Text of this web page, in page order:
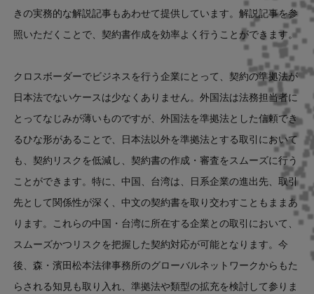
きの実務的な解説記事もあわせて提供しています。解説記事を参
照いただくことで、契約書作成を効率よく行うことができます。
クロスボーダーでビジネスを行う企業にとって、契約の準拠法が
日本法でないケースは少なくありません。外国法は法務担当者に
とってなじみが薄いものですが、外国法を準拠法とした信頼でき
るひな形があることで、日本法以外を準拠法とする取引において
も、契約リスクを低減し、契約書の作成・審査をスムーズに行う
ことができます。特に、中国、台湾は、日系企業の進出先、取引
先として関係性が深く、中文の契約書を取り交わすこともままあ
ります。これらの中国・台湾に所在する企業との取引において、
スムーズかつリスクを把握した契約対応が可能となります。今
後、森・濱田松本法律事務所のグローバルネットワークからもた
らされる知見も取り入れ、準拠法や類型の拡充を検討して参りま